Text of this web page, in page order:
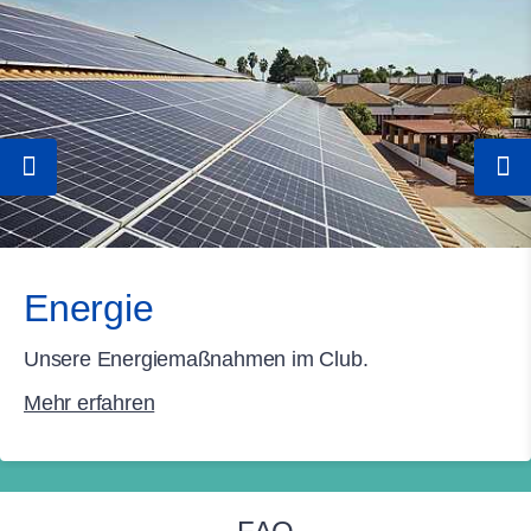
Energie
Unsere Energiemaßnahmen im Club.
Mehr erfahren